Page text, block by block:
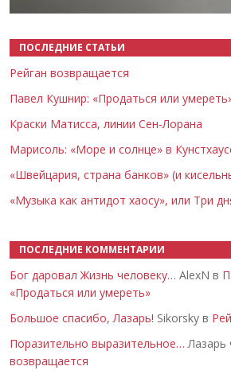
ПОСЛЕДНИЕ СТАТЬИ
Рейган возвращается
Павел Кушнир: «Продаться или
Краски Матисса, линии Сен-Лорана
Марисоль: «Море и солнце» в
«Швейцария, страна банков» (и
«Музыка как антидот хаосу», или Три
ПОСЛЕДНИЕ КОММЕНТАРИИ
Бог даровал Жизнь человеку… AlexN в
«Продаться или умереть»
Большое спасибо, Лазарь! Sikorsky в
Поразительно выразительное… Лазарь
возвращается